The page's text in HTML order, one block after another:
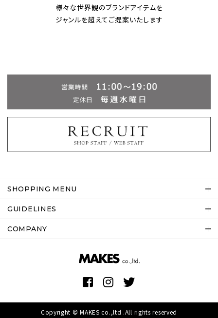
様々な世界観のブランドアイテムを
ジャンルを超えてご提案いたします
SHOPPING MENU
GUIDELINES
COMPANY
Copyright © MAKES co.,ltd .All rights reserved